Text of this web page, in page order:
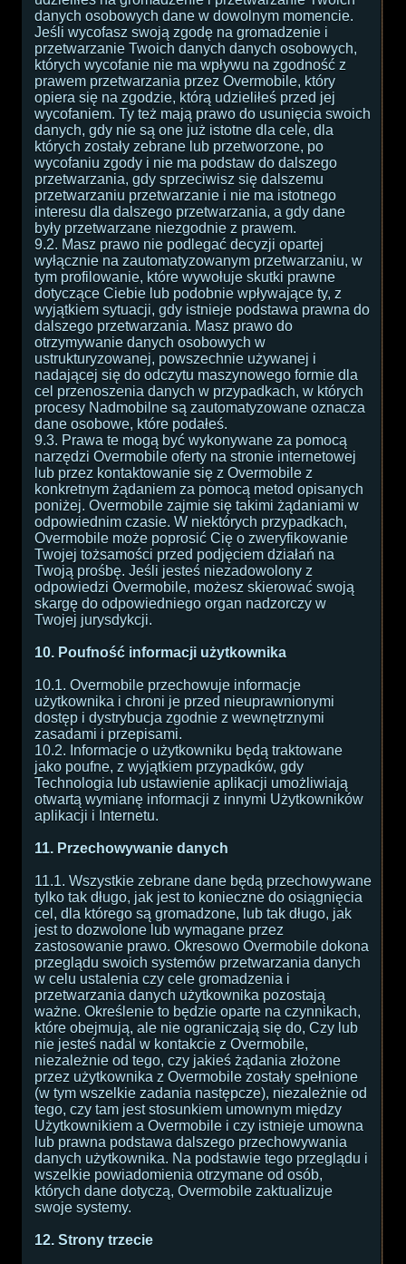
danych osobowych dane w dowolnym momencie.
Jeśli wycofasz swoją zgodę na gromadzenie i
przetwarzanie Twoich danych danych osobowych,
których wycofanie nie ma wpływu na zgodność z
prawem przetwarzania przez Overmobile, który
opiera się na zgodzie, którą udzieliłeś przed jej
wycofaniem. Ty też mają prawo do usunięcia swoich
danych, gdy nie są one już istotne dla cele, dla
których zostały zebrane lub przetworzone, po
wycofaniu zgody i nie ma podstaw do dalszego
przetwarzania, gdy sprzeciwisz się dalszemu
przetwarzaniu przetwarzanie i nie ma istotnego
interesu dla dalszego przetwarzania, a gdy dane
były przetwarzane niezgodnie z prawem.
9.2. Masz prawo nie podlegać decyzji opartej
wyłącznie na zautomatyzowanym przetwarzaniu, w
tym profilowanie, które wywołuje skutki prawne
dotyczące Ciebie lub podobnie wpływające ty, z
wyjątkiem sytuacji, gdy istnieje podstawa prawna do
dalszego przetwarzania. Masz prawo do
otrzymywanie danych osobowych w
ustrukturyzowanej, powszechnie używanej i
nadającej się do odczytu maszynowego formie dla
cel przenoszenia danych w przypadkach, w których
procesy Nadmobilne są zautomatyzowane oznacza
dane osobowe, które podałeś.
9.3. Prawa te mogą być wykonywane za pomocą
narzędzi Overmobile oferty na stronie internetowej
lub przez kontaktowanie się z Overmobile z
konkretnym żądaniem za pomocą metod opisanych
poniżej. Overmobile zajmie się takimi żądaniami w
odpowiednim czasie. W niektórych przypadkach,
Overmobile może poprosić Cię o zweryfikowanie
Twojej tożsamości przed podjęciem działań na
Twoją prośbę. Jeśli jesteś niezadowolony z
odpowiedzi Overmobile, możesz skierować swoją
skargę do odpowiedniego organ nadzorczy w
Twojej jurysdykcji.
10. Poufność informacji użytkownika
10.1. Overmobile przechowuje informacje
użytkownika i chroni je przed nieuprawnionymi
dostęp i dystrybucja zgodnie z wewnętrznymi
zasadami i przepisami.
10.2. Informacje o użytkowniku będą traktowane
jako poufne, z wyjątkiem przypadków, gdy
Technologia lub ustawienie aplikacji umożliwiają
otwartą wymianę informacji z innymi Użytkowników
aplikacji i Internetu.
11. Przechowywanie danych
11.1. Wszystkie zebrane dane będą przechowywane
tylko tak długo, jak jest to konieczne do osiągnięcia
cel, dla którego są gromadzone, lub tak długo, jak
jest to dozwolone lub wymagane przez
zastosowanie prawo. Okresowo Overmobile dokona
przeglądu swoich systemów przetwarzania danych
w celu ustalenia czy cele gromadzenia i
przetwarzania danych użytkownika pozostają
ważne. Określenie to będzie oparte na czynnikach,
które obejmują, ale nie ograniczają się do, Czy lub
nie jesteś nadal w kontakcie z Overmobile,
niezależnie od tego, czy jakieś żądania złożone
przez użytkownika z Overmobile zostały spełnione
(w tym wszelkie zadania następcze), niezależnie od
tego, czy tam jest stosunkiem umownym między
Użytkownikiem a Overmobile i czy istnieje umowna
lub prawna podstawa dalszego przechowywania
danych użytkownika. Na podstawie tego przeglądu i
wszelkie powiadomienia otrzymane od osób,
których dane dotyczą, Overmobile zaktualizuje
swoje systemy.
12. Strony trzecie